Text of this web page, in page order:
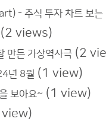
- 주식 투자 차트 보는
(2 views)
만든 가상역사극 (2
년 8월 (1 view)
보아요~ (1 view)